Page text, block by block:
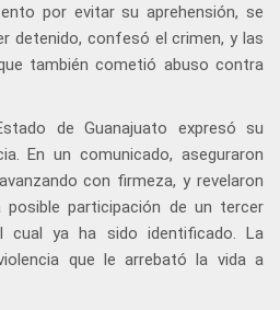
por evitar su aprehensión, se
detenido, confesó el crimen, y las
también cometió abuso contra
de Guanajuato expresó su
En un comunicado, aseguraron
con firmeza, y revelaron
participación de un tercer
cual ya ha sido identificado. La
que le arrebató la vida a